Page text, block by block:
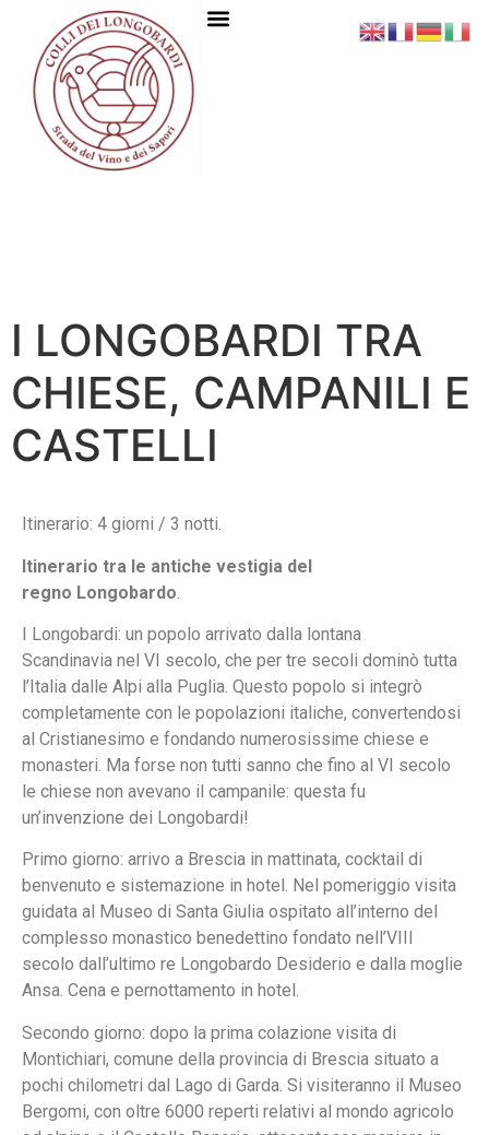
I LONGOBARDI TRA
CHIESE, CAMPANILI E
CASTELLI
Itinerario: 4 giorni / 3 notti.
Itinerario tra le antiche vestigia del
regno Longobardo
I Longobardi: un popolo arrivato dalla lontana
Scandinavia nel VI secolo, che per tre secoli dominò tutta
l’Italia dalle Alpi alla Puglia. Questo popolo si integrò
completamente con le popolazioni italiche, convertendosi
al Cristianesimo e fondando numerosissime chiese e
monasteri. Ma forse non tutti sanno che fino al VI secolo
le chiese non avevano il campanile: questa fu
un’invenzione dei Longobardi!
Primo giorno: arrivo a Brescia in mattinata, cocktail di
benvenuto e sistemazione in hotel. Nel pomeriggio visita
guidata al Museo di Santa Giulia ospitato all’interno del
complesso monastico benedettino fondato nell’VIII
secolo dall’ultimo re Longobardo Desiderio e dalla moglie
Ansa. Cena e pernottamento in hotel.
Secondo giorno: dopo la prima colazione visita di
Montichiari, comune della provincia di Brescia situato a
pochi chilometri dal Lago di Garda. Si visiteranno il Museo
Bergomi, con oltre 6000 reperti relativi al mondo agricolo